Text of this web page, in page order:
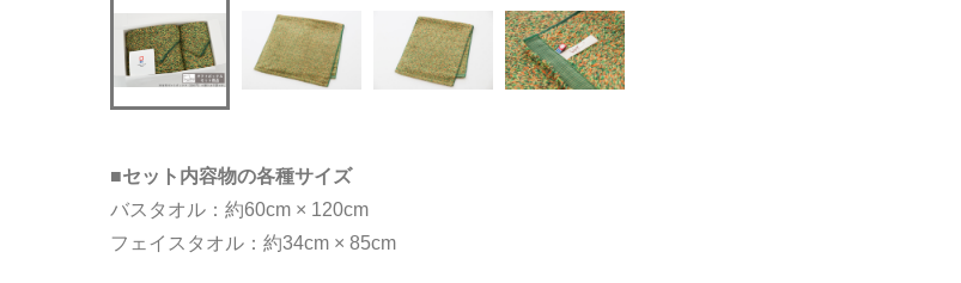
■セット内容物の各種サイズ
バスタオル：約60cm × 120cm
フェイスタオル：約34cm × 85cm